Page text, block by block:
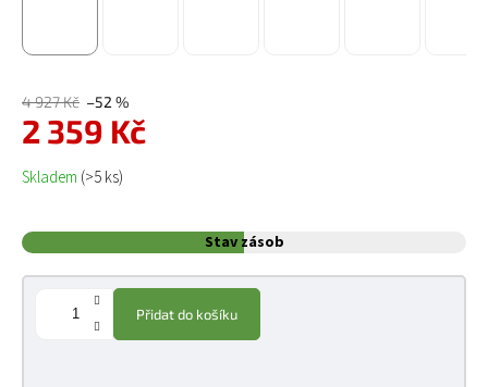
4 927 Kč –52 %
2 359 Kč
Měrná cena:
Skladem (>5 ks)
Stav zásob
Přidat do košíku